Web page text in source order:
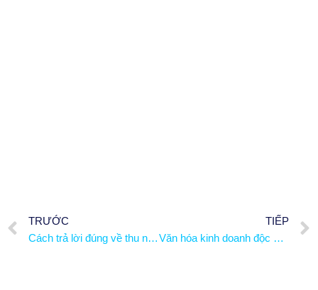
TRƯỚC
Cách trả lời đúng về thu nhập hằng năm,… trong phỏng vấn
TIẾP
Văn hóa kinh doanh độc đáo của Nhật Bản!